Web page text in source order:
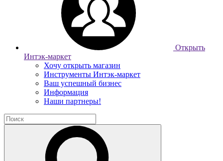
Открыть
Интэк-маркет
Хочу открыть магазин
Инструменты Интэк-маркет
Ваш успешный бизнес
Информация
Наши партнеры!